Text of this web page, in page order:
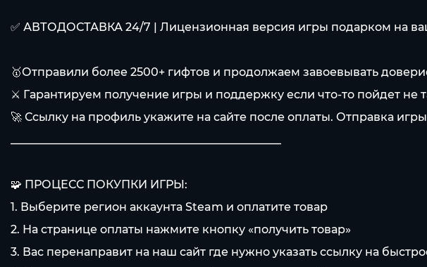
✅ АВТОДОСТАВКА 24/7 | Лицензионная версия игры подарком на
🥇Отправили более 2500+ гифтов и продолжаем завоевывать
⚔️ Гарантируем получение игры и поддержку если что-то пойдет не
🚀 Ссылку на профиль укажите на сайте после оплаты. Отправка
________________________________________________
🧩 ПРОЦЕСС ПОКУПКИ ИГРЫ:
1. Выберите регион аккаунта Steam и оплатите товар
2. На странице оплаты нажмите кнопку «получить товар»
3. Вас перенаправит на наш сайт где нужно указать ссылку на